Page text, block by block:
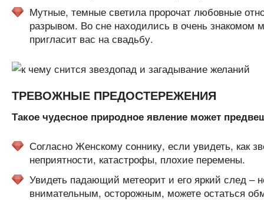
Мутные, темные светила пророчат любовные
разрывом. Во сне находились в очень знакомом
пригласит вас на свадьбу.
ТРЕВОЖНЫЕ ПРЕДОСТЕРЕЖЕНИЯ
Такое чудесное природное явление может
Согласно Женскому соннику, если увидеть, как
неприятности, катастрофы, плохие перемены.
Увидеть падающий метеорит и его яркий след –
внимательным, осторожным, можете остаться